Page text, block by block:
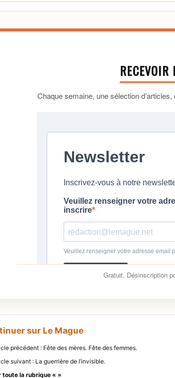
RECEVOIR
Chaque semaine, une sélection
Gratuit. Désinscription
sur Le Mague
précédent : Fête des mères. Fête des femmes.
suivant : La guerrière de l’invisible.
toute la rubrique « »